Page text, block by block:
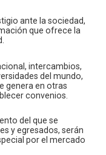
ante la sociedad,
que ofrece la
intercambios,
del mundo,
genera en otras
convenios.
del que se
y egresados, serán
por el mercado